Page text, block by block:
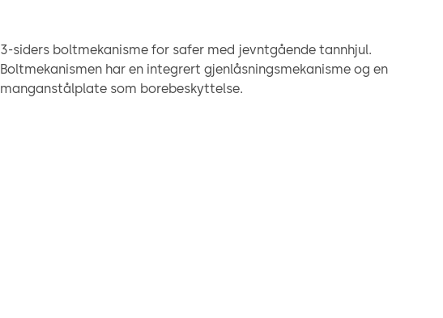
3-siders boltmekanisme for safer med jevntgående tannhjul.
Boltmekanismen har en integrert gjenlåsningsmekanisme og en
manganstålplate som borebeskyttelse.